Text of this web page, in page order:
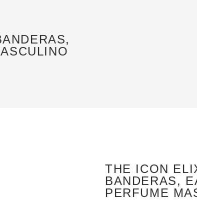
THE ICON
BANDERAS,
PERFUME